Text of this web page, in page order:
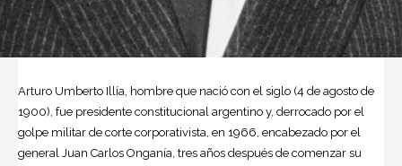
Arturo Umberto Illía, hombre que nació con el siglo (4 de agosto de
1900), fue presidente constitucional argentino y, derrocado por el
golpe militar de corte corporativista, en 1966, encabezado por el
general Juan Carlos Onganía, tres años después de comenzar su